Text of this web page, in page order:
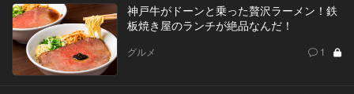
神戸牛がドーンと乗った贅沢ラーメン！鉄
板焼き屋のランチが絶品なんだ！
グルメ 1